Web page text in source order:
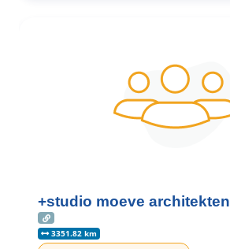
+studio moeve architekten
3351.82 km